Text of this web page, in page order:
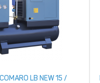
LB NEW 15 /